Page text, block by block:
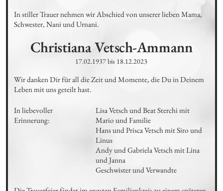
In stiller Trauer nehmen wir Abschied von unserer lieben Mama,
Schwester, Nani und Urnani.
ChristianaVetsch-Ammann
17.02.1937bis 18.12.2023
Wir danken Dir für all die Zeit und Momente, die Du in Deinem
Leben mit uns geteilt hast.
In liebevoller
Erinnerung:
Lisa Vetsch und Beat Sterchi mit
Mario und Familie
Hans und Prisca Vetsch mit Siro und
Linus
Andy und Gabriela Vetsch mit Lina
und Janna
Geschwister und Verwandte